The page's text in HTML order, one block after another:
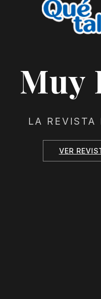
Muy
LA REVISTA
VER